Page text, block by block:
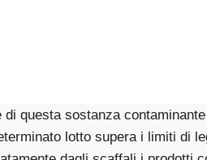
questa sostanza contaminante
lotto supera i limiti di